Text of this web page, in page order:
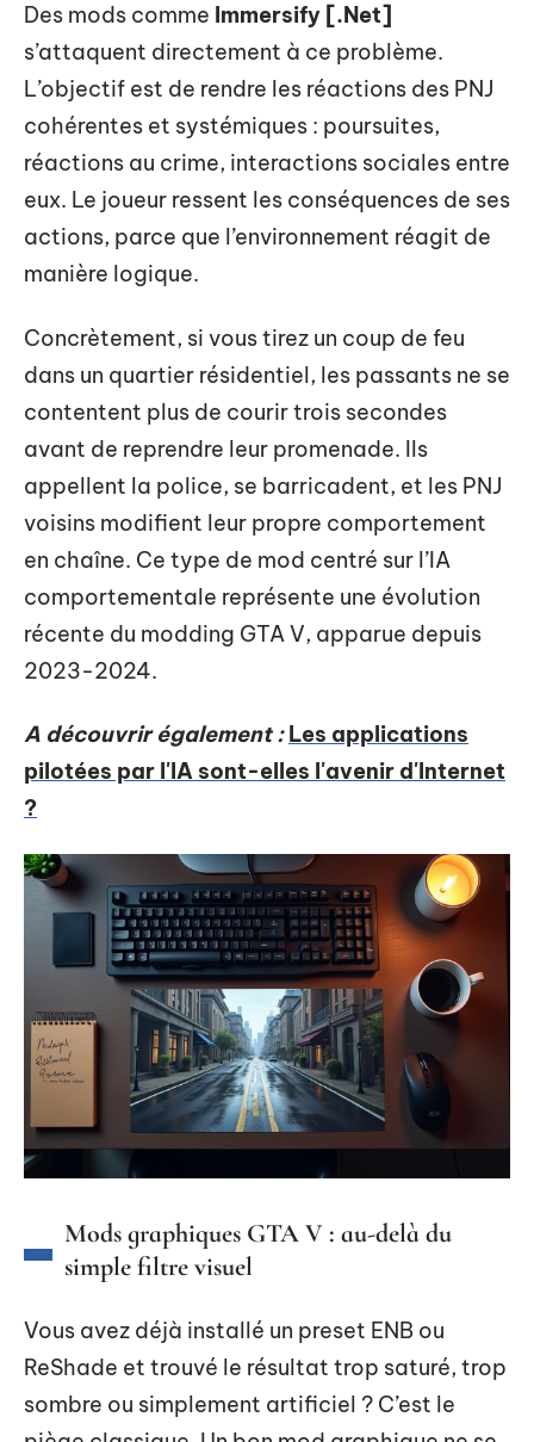
Des mods comme Immersify [.Net]
s’attaquent directement à ce problème.
L’objectif est de rendre les réactions des PNJ
cohérentes et systémiques : poursuites,
réactions au crime, interactions sociales entre
eux. Le joueur ressent les conséquences de ses
actions, parce que l’environnement réagit de
manière logique.
Concrètement, si vous tirez un coup de feu
dans un quartier résidentiel, les passants ne se
contentent plus de courir trois secondes
avant de reprendre leur promenade. Ils
appellent la police, se barricadent, et les PNJ
voisins modifient leur propre comportement
en chaîne. Ce type de mod centré sur l’IA
comportementale représente une évolution
récente du modding GTA V, apparue depuis
2023-2024.
A découvrir également : Les applications
pilotées par l'IA sont-elles l'avenir d'Internet
?
Mods graphiques GTA V : au-delà du
simple filtre visuel
Vous avez déjà installé un preset ENB ou
ReShade et trouvé le résultat trop saturé, trop
sombre ou simplement artificiel ? C’est le